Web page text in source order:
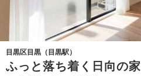
目黒区目黒（目黒駅）
ふっと落ち着く日向の家